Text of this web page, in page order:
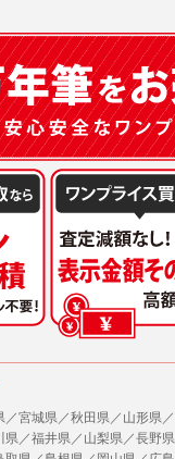
がある場合。なお第三者
約の条件といたします。
開示を求められた場合。
公衆の生命、身体又は財産
くは地方公共団体又はそ
ることにより当該事務の遂
進めるために、外部業者
られるように、委託先に対
意性
報の提供はお客様の任意で
下さい。
ジでは、利用者が当社ホー
場合があります。
計的分析のため、または掲
とします。
上に亘って使用がないユ
パスワード、メールアドレ
負うものとし、弊社は一切
メールアドレスその他の登
ザーの入会申込により知り
の項目に該当する場合に利
のみを開示し、ユーザー
寄せられた情報を、ユー
人情報の開示について同
示が求められた場合。
扱う商品またはサービスに
的を示してユーザーから
宮城県／秋田県／山形県
県／福井県／山梨県／長野